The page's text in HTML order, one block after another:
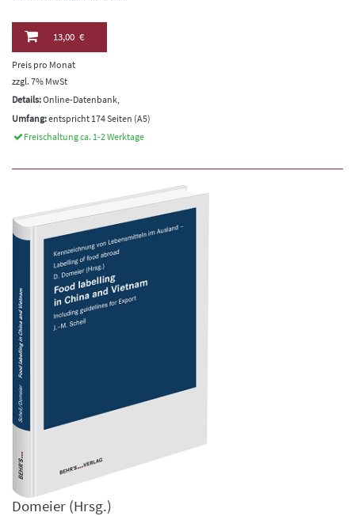
13,00 €
Preis pro Monat
zzgl. 7% MwSt
Details:Online-Datenbank,
Umfang:entspricht 174 Seiten (A5)
Freischaltung ca. 1-2 Werktage
Domeier (Hrsg.)